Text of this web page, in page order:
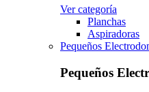
Ver categoría
Planchas
Aspiradoras
Pequeños
Pequeños